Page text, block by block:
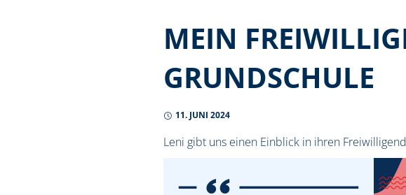
MEIN
GRUNDSCHULE
11. JUNI 2024
Leni gibt uns einen Einblick in ihren